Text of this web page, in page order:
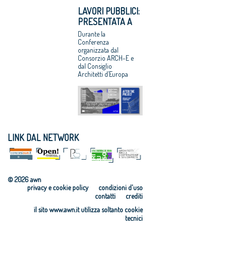
dei Diritti
dell’Uomo
Professioni:
architetti,
internazionaliz
zazione e
innovazione
LAVORI PUBBLICI:
PRESENTATA A
BRUXELLES LA
RICERCA CNAPPC
“DOPO IL
PROGETTO”
Durante la
Conferenza
organizzata dal
Consorzio ARCH-E e
dal Consiglio
Architetti d’Europa
LINK DAL NETWORK
© 2026 awn
condizioni d'uso
privacy e cookie policy
crediti
contatti
il sito www.awn.it utilizza soltanto cookie
tecnici